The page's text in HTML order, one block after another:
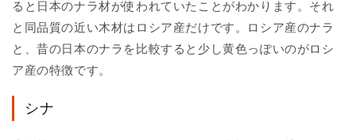
ると日本のナラ材が使われていたことがわかります。それ
と同品質の近い木材はロシア産だけです。ロシア産のナラ
と、昔の日本のナラを比較すると少し黄色っぽいのがロシ
ア産の特徴です。
シナ